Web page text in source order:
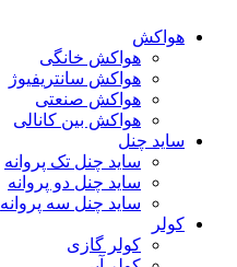
هواکش
هواکش خانگی
هواکش سانتریفیوژ
هواکش صنعتی
هواکش بین کانالی
ساید چنل
ساید چنل تک پروانه
ساید چنل دو پروانه
ساید چنل سه پروانه
کولر
کولر گازی